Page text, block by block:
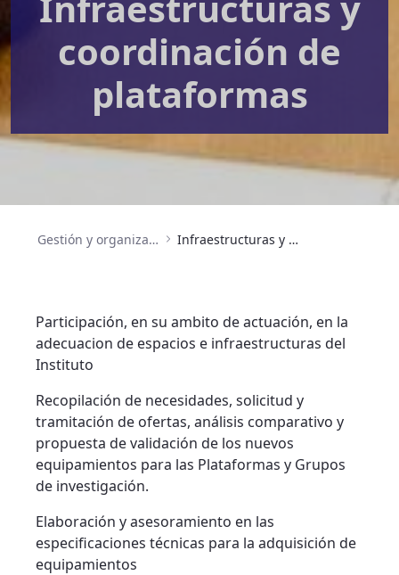
coordinación de
plataformas
Gestión y organización Infraestructuras y coordinación de plataformas
Participación, en su ambito de actuación, en la
adecuacion de espacios e infraestructuras del
Instituto
Recopilación de necesidades, solicitud y
tramitación de ofertas, análisis comparativo y
propuesta de validación de los nuevos
equipamientos para las Plataformas y Grupos
de investigación.
Elaboración y asesoramiento en las
especificaciones técnicas para la adquisición de
equipamientos